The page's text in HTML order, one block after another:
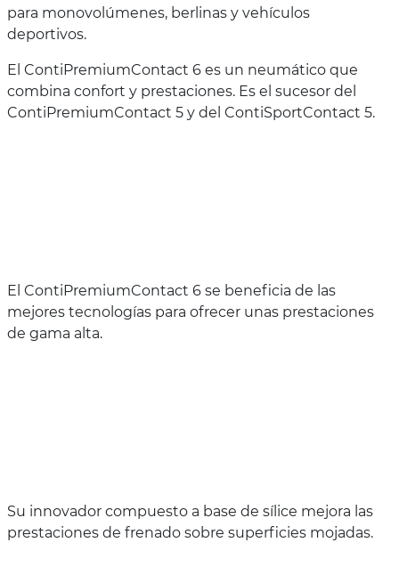
para monovolúmenes, berlinas y vehículos
deportivos.
El ContiPremiumContact 6 es un neumático que
combina confort y prestaciones. Es el sucesor del
ContiPremiumContact 5 y del ContiSportContact 5.
El ContiPremiumContact 6 se beneficia de las
mejores tecnologías para ofrecer unas prestaciones
de gama alta.
Su innovador compuesto a base de sílice mejora las
prestaciones de frenado sobre superficies mojadas.